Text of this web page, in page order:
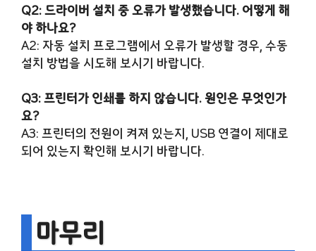
Q2: 드라이버 설치 중 오류가 발생했습니다. 어떻게 해
야 하나요?
A2: 자동 설치 프로그램에서 오류가 발생할 경우, 수동
설치 방법을 시도해 보시기 바랍니다.
Q3: 프린터가 인쇄를 하지 않습니다. 원인은 무엇인가
요?
A3: 프린터의 전원이 켜져 있는지, USB 연결이 제대로
되어 있는지 확인해 보시기 바랍니다.
마무리